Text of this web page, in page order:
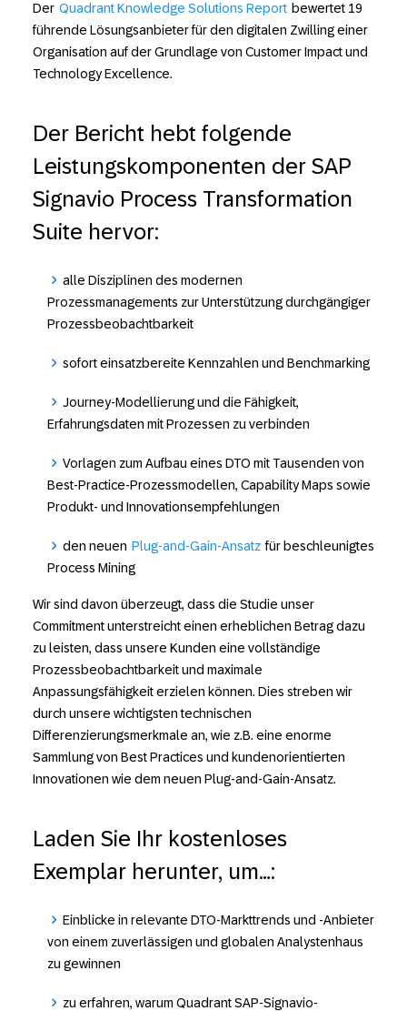
Der Quadrant Knowledge Solutions Report bewertet 19
führende Lösungsanbieter für den digitalen Zwilling einer
Organisation auf der Grundlage von Customer Impact und
Technology Excellence.
Der Bericht hebt folgende
Leistungskomponenten der SAP
Signavio Process Transformation
Suite hervor:
alle Disziplinen des modernen
Prozessmanagements zur Unterstützung durchgängiger
Prozessbeobachtbarkeit
sofort einsatzbereite Kennzahlen und Benchmarking
Journey-Modellierung und die Fähigkeit,
Erfahrungsdaten mit Prozessen zu verbinden
Vorlagen zum Aufbau eines DTO mit Tausenden von
Best-Practice-Prozessmodellen, Capability Maps sowie
Produkt- und Innovationsempfehlungen
den neuen Plug-and-Gain-Ansatz für beschleunigtes
Process Mining
Wir sind davon überzeugt, dass die Studie unser
Commitment unterstreicht einen erheblichen Betrag dazu
zu leisten, dass unsere Kunden eine vollständige
Prozessbeobachtbarkeit und maximale
Anpassungsfähigkeit erzielen können. Dies streben wir
durch unsere wichtigsten technischen
Differenzierungsmerkmale an, wie z.B. eine enorme
Sammlung von Best Practices und kundenorientierten
Innovationen wie dem neuen Plug-and-Gain-Ansatz.
Laden Sie Ihr kostenloses
Exemplar herunter, um…:
Einblicke in relevante DTO-Markttrends und -Anbieter
von einem zuverlässigen und globalen Analystenhaus
zu gewinnen
zu erfahren, warum Quadrant SAP-Signavio-